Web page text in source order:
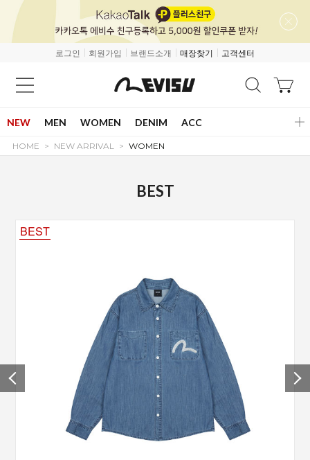
로그인 회원가입 브랜드소개 매장찾기 고객센터
NEW MEN WOMEN DENIM ACC
HOME NEW ARRIVAL WOMEN
BEST
BEST